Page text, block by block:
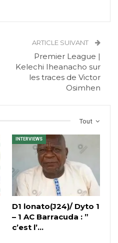
ARTICLE SUIVANT
Premier League |
Kelechi Iheanacho sur
les traces de Victor
Osimhen
Tout
INTERVIEWS
D1 lonato(J24)/ Dyto 1
– 1 AC Barracuda : ”
c’est l’…